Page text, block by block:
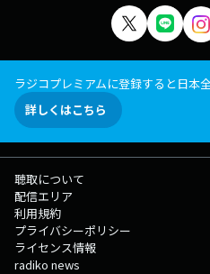
ラジコプレミアムに登録すると日本
詳しくはこちら
聴取について
配信エリア
利用規約
プライバシーポリシー
ライセンス情報
radiko news